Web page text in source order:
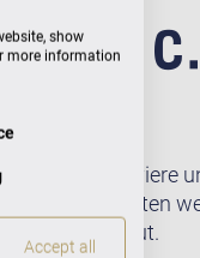
Klaviere
vieler Pianisten
gut.
show
more information
Accept all